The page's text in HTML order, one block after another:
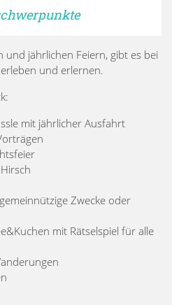
und jährlichen Feiern, gibt es bei
und erlernen.
mit jährlicher Ausfahrt
Zwecke oder
mit Rätselspiel für alle